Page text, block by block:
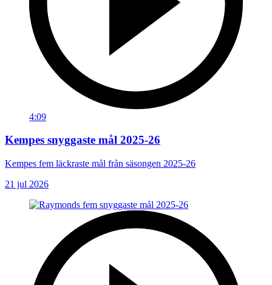
4:09
Kempes snyggaste mål 2025-26
Kempes fem läckraste mål från säsongen 2025-26
21 jul 2026